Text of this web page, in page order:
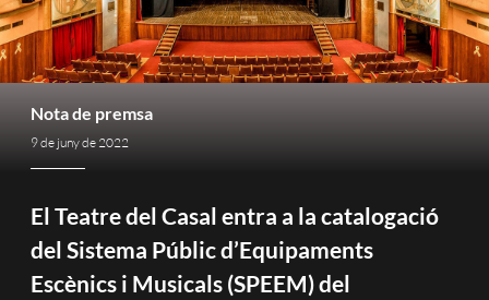
Nota de premsa
9 de juny de 2022
El Teatre del Casal entra a la catalogació
del Sistema Públic d’Equipaments
Escènics i Musicals (SPEEM) del